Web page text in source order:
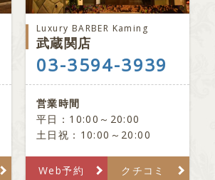
Luxury BARBER Kaming
武蔵関店
03-3594-3939
営業時間
平日：10:00～20:00
土日祝：10:00～20:00
Web予約 クチコミ